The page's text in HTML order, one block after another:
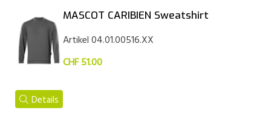
MASCOT CARIBIEN Sweatshirt
Artikel 04.01.00516.XX
CHF 51.00
Details